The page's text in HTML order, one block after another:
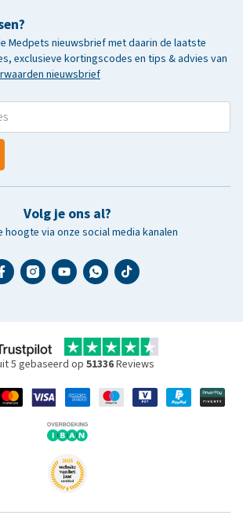
Medpets nieuwsbrief met daarin de laatste
exclusieve kortingscodes en tips & advies van
nieuwsbrief
Volg je ons al?
hoogte via onze social media kanalen
5 gebaseerd op 51336Reviews